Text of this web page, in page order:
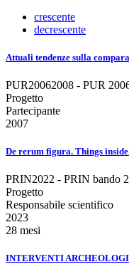
crescente
decrescente
Attuali tendenze sulla
PUR20062008 - PUR
Progetto
Partecipante
2007
De rerum figura. Things
PRIN2022 - PRIN bando
Progetto
Responsabile scientifico
2023
28 mesi
INTERVENTI